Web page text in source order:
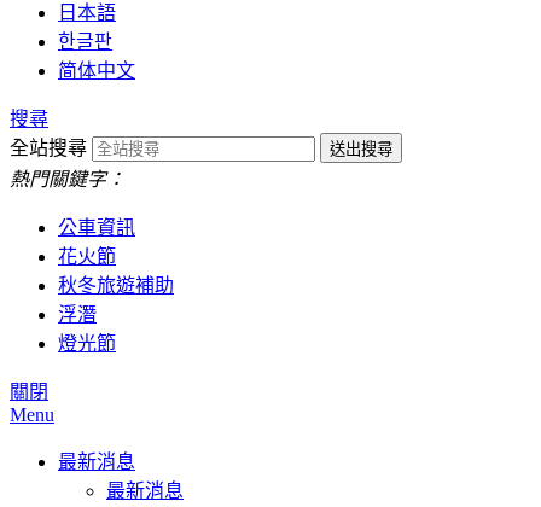
日本語
한글판
简体中文
搜尋
全站搜尋
熱門關鍵字：
公車資訊
花火節
秋冬旅遊補助
浮潛
燈光節
關閉
Menu
最新消息
最新消息